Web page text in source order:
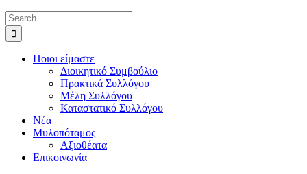
Search
for:
Ποιοι είμαστε
Διοικητικό Συμβούλιο
Πρακτικά Συλλόγου
Μέλη Συλλόγου
Καταστατικό Συλλόγου
Νέα
Μυλοπόταμος
Αξιοθέατα
Επικοινωνία